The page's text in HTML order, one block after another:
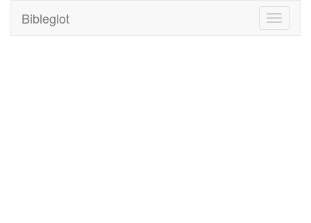
Toggle
Bibleglot